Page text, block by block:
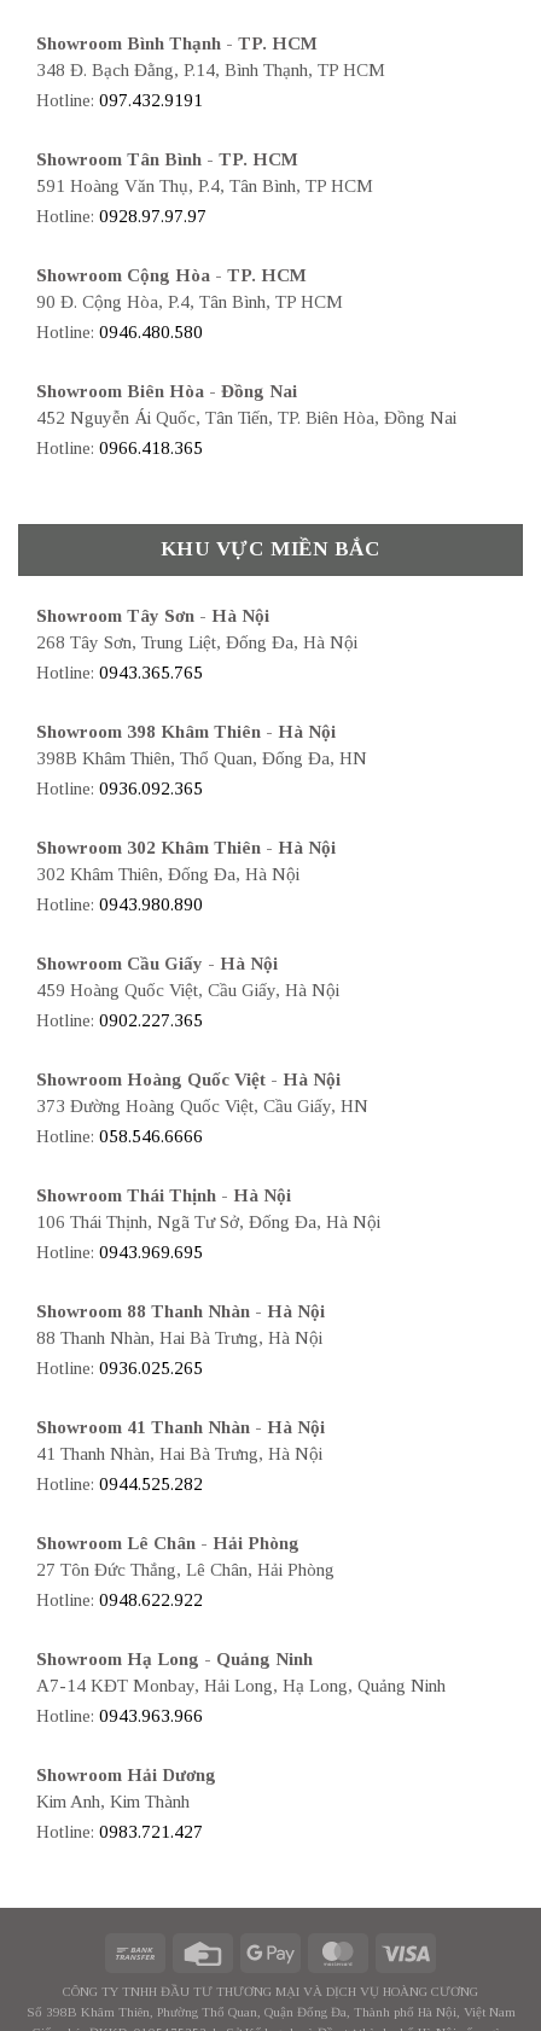
Showroom Bình Thạnh - TP. HCM
348 Đ. Bạch Đằng, P.14, Bình Thạnh, TP HCM
Hotline: 097.432.9191
Showroom Tân Bình - TP. HCM
591 Hoàng Văn Thụ, P.4, Tân Bình, TP HCM
Hotline: 0928.97.97.97
Showroom Cộng Hòa - TP. HCM
90 Đ. Cộng Hòa, P.4, Tân Bình, TP HCM
Hotline: 0946.480.580
Showroom Biên Hòa - Đồng Nai
452 Nguyễn Ái Quốc, Tân Tiến, TP. Biên Hòa, Đồng Nai
Hotline: 0966.418.365
KHU VỰC MIỀN BẮC
Showroom Tây Sơn - Hà Nội
268 Tây Sơn, Trung Liệt, Đống Đa, Hà Nội
Hotline: 0943.365.765
Showroom 398 Khâm Thiên - Hà Nội
398B Khâm Thiên, Thổ Quan, Đống Đa, HN
Hotline: 0936.092.365
Showroom 302 Khâm Thiên - Hà Nội
302 Khâm Thiên, Đống Đa, Hà Nội
Hotline: 0943.980.890
Showroom Cầu Giấy - Hà Nội
459 Hoàng Quốc Việt, Cầu Giấy, Hà Nội
Hotline: 0902.227.365
Showroom Hoàng Quốc Việt - Hà Nội
373 Đường Hoàng Quốc Việt, Cầu Giấy, HN
Hotline: 058.546.6666
Showroom Thái Thịnh - Hà Nội
106 Thái Thịnh, Ngã Tư Sở, Đống Đa, Hà Nội
Hotline: 0943.969.695
Showroom 88 Thanh Nhàn - Hà Nội
88 Thanh Nhàn, Hai Bà Trưng, Hà Nội
Hotline: 0936.025.265
Showroom 41 Thanh Nhàn - Hà Nội
41 Thanh Nhàn, Hai Bà Trưng, Hà Nội
Hotline: 0944.525.282
Showroom Lê Chân - Hải Phòng
27 Tôn Đức Thắng, Lê Chân, Hải Phòng
Hotline: 0948.622.922
Showroom Hạ Long - Quảng Ninh
A7-14 KĐT Monbay, Hải Long, Hạ Long, Quảng Ninh
Hotline: 0943.963.966
Showroom Hải Dương
Kim Anh, Kim Thành
Hotline: 0983.721.427
CÔNG TY TNHH ĐẦU TƯ THƯƠNG MẠI VÀ DỊCH VỤ HOÀNG CƯƠNG
Số 398B Khâm Thiên, Phường Thổ Quan, Quận Đống Đa, Thành phố Hà Nội, Việt Nam